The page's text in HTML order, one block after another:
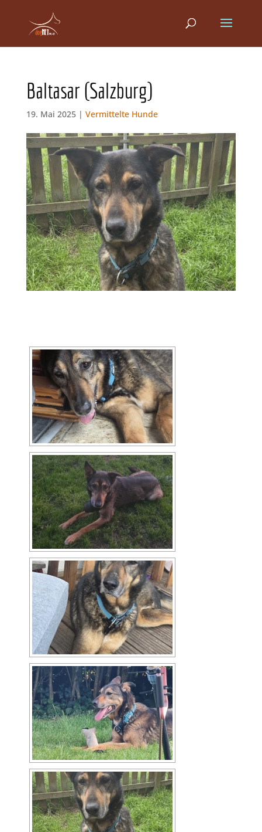
Baltasar (Salzburg)
19. Mai 2025 | Vermittelte Hunde